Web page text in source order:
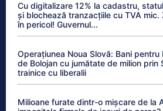
Cu digitalizare 12% la cadastru,
și blochează tranzacțiile cu TVA mic.
în pericol! Guvernul...
Operațiunea Noua Slovă: Bani pentru
de Bolojan cu jumătate de milion prin
trainice cu liberalii
Milioane furate dintr-o mișcare de la